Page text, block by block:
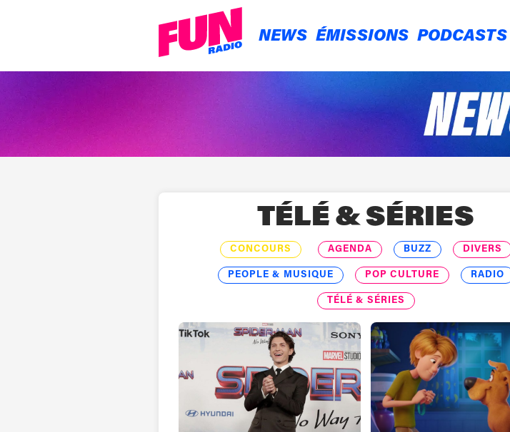
NEWS ÉMISSIONS PODCASTS
TÉLÉ & SÉRIES
CONCOURS AGENDA BUZZ DIVERS
PEOPLE & MUSIQUE POP CULTURE RADIO
TÉLÉ & SÉRIES